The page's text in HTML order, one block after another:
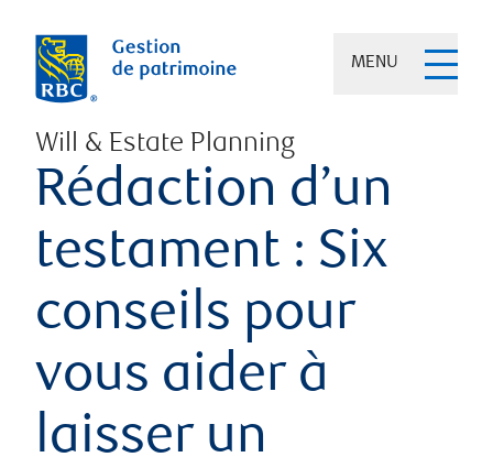
MENU
Will & Estate Planning
Rédaction d’un
testament : Six
conseils pour
vous aider à
laisser un